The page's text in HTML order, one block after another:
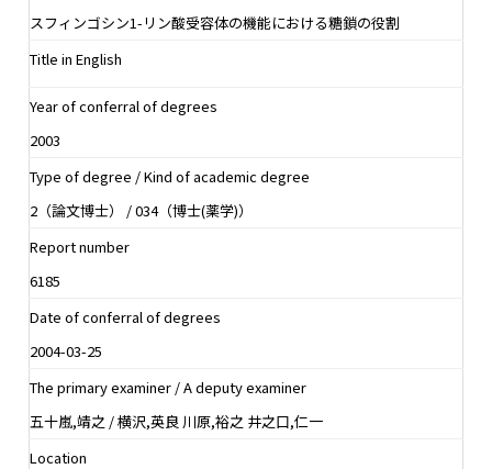
スフィンゴシン1-リン酸受容体の機能における糖鎖の役割
Title in English
Year of conferral of degrees
2003
Type of degree / Kind of academic degree
2（論文博士） / 034（博士(薬学)）
Report number
6185
Date of conferral of degrees
2004-03-25
The primary examiner / A deputy examiner
五十嵐,靖之 / 横沢,英良 川原,裕之 井之口,仁一
Location